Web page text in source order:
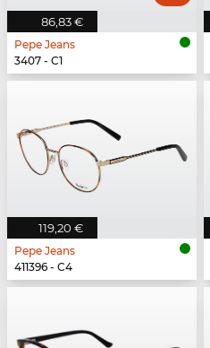
86,83 €
Pepe Jeans
3407 - C1
119,20 €
Pepe Jeans
411396 - C4